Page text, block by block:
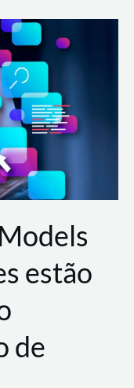
estão
de